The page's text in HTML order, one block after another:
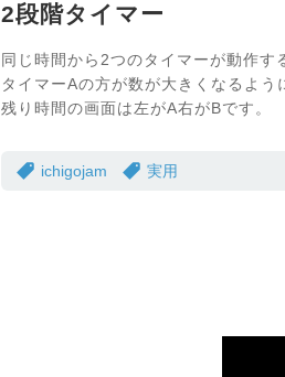
2段階タイマー
同じ時間から2つのタイマーが動作す
タイマーAの方が数が大きくなるよう
残り時間の画面は左がA右がBです。
ichigojam 実用